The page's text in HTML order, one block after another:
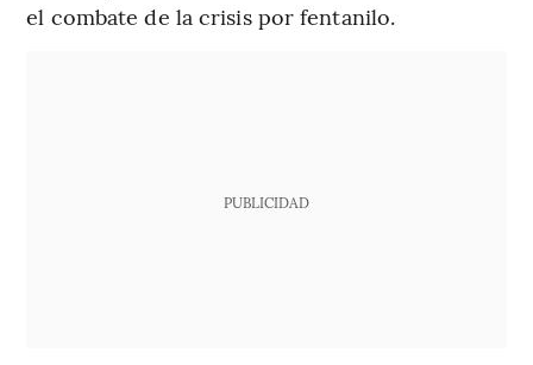
el combate de la crisis por fentanilo.
PUBLICIDAD